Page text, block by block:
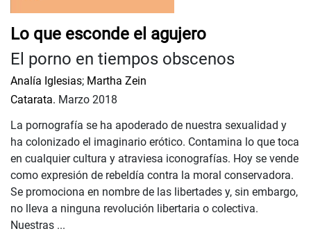
Lo que esconde el agujero
El porno en tiempos obscenos
Analía Iglesias; Martha Zein
Catarata. Marzo 2018
La pornografía se ha apoderado de nuestra sexualidad y
ha colonizado el imaginario erótico. Contamina lo que toca
en cualquier cultura y atraviesa iconografías. Hoy se vende
como expresión de rebeldía contra la moral conservadora.
Se promociona en nombre de las libertades y, sin embargo,
no lleva a ninguna revolución libertaria o colectiva.
Nuestras ...